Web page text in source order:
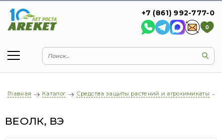
+7 (861) 992-777-0
0
Главная Каталог Средства защиты растений и агрохимикаты
ВЕОЛК, ВЭ